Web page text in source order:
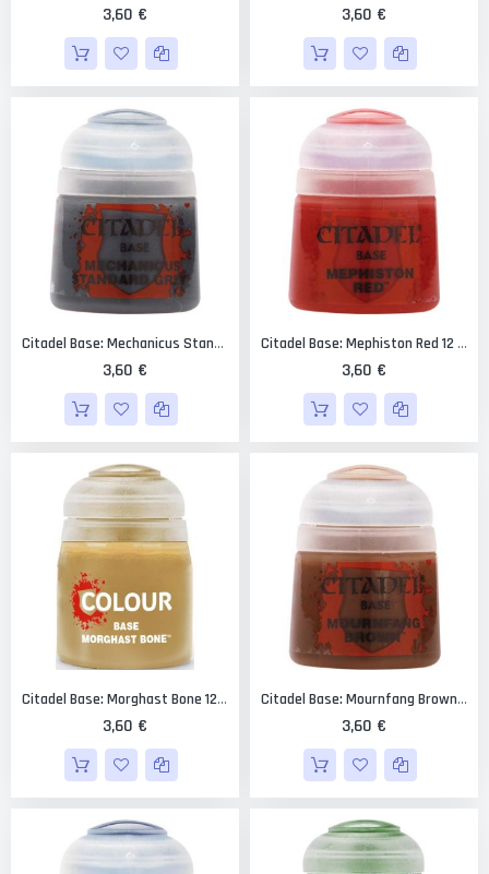
3,60 € 3,60 €
Citadel Base: Mechanicus Standard Grey 12 Ml.
3,60 €
Citadel Base: Mephiston Red 12 Ml.
3,60 €
Citadel Base: Morghast Bone 12 Ml.
3,60 €
Citadel Base: Mournfang Brown 12 Ml.
3,60 €